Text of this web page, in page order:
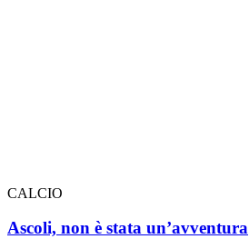
CALCIO
Ascoli, non è stata un’avventura